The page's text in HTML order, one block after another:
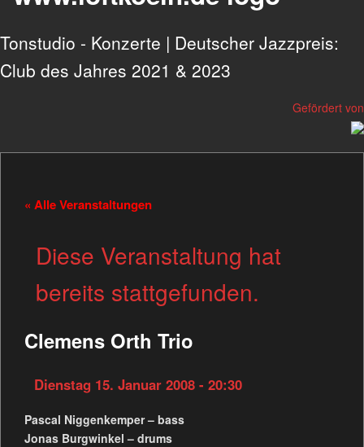
Tonstudio - Konzerte | Deutscher Jazzpreis:
Club des Jahres 2021 & 2023
Gefördert von
« Alle Veranstaltungen
Diese Veranstaltung hat
bereits stattgefunden.
Clemens Orth Trio
Dienstag 15. Januar 2008 - 20:30
Pascal Niggenkemper – bass
Jonas Burgwinkel – drums